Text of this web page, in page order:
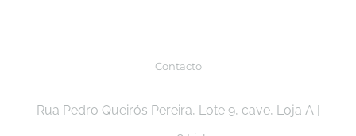
Contacto
Rua Pedro Queirós Pereira, Lote 9, cave, Loja A |